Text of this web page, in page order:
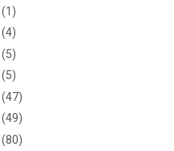
(1)
(4)
(5)
(5)
(47)
(49)
(80)